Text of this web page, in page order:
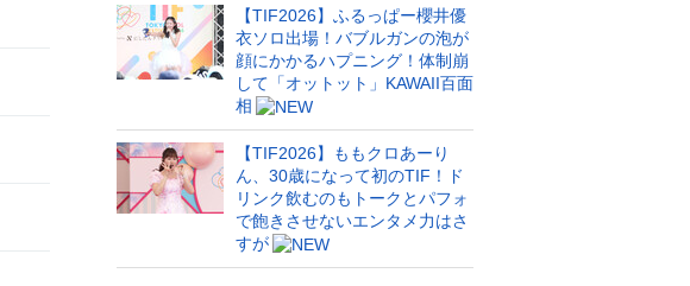
【TIF2026】ふるっぱー櫻井優
衣ソロ出場！バブルガンの泡が
顔にかかるハプニング！体制崩
して「オットット」KAWAII百面
相
【TIF2026】ももクロあーり
ん、30歳になって初のTIF！ド
リンク飲むのもトークとパフォ
で飽きさせないエンタメ力はさ
すが